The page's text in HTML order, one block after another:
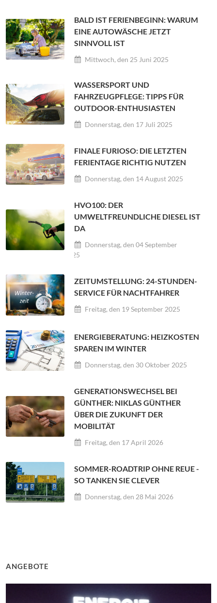
BALD IST FERIENBEGINN: WARUM
EINE AUTOWÄSCHE JETZT
SINNVOLL IST
Mittwoch, den 25 Juni 2025
WASSERSPORT UND
FAHRZEUGPFLEGE: TIPPS FÜR
OUTDOOR-ENTHUSIASTEN
Donnerstag, den 17 Juli 2025
FINALE FURIOSO: DIE LETZTEN
FERIENTAGE RICHTIG NUTZEN
Donnerstag, den 14 August 2025
HVO100: DER
UMWELTFREUNDLICHE DIESEL IST
DA
Donnerstag, den 04 September
2025
ZEITUMSTELLUNG: 24-STUNDEN-
SERVICE FÜR NACHTFAHRER
Freitag, den 19 September 2025
ENERGIEBERATUNG: HEIZKOSTEN
SPAREN IM WINTER
Donnerstag, den 30 Oktober 2025
GENERATIONSWECHSEL BEI
GÜNTHER: NIKLAS GÜNTHER
ÜBER DIE ZUKUNFT DER
MOBILITÄT
Freitag, den 17 April 2026
SOMMER-ROADTRIP OHNE REUE -
SO TANKEN SIE CLEVER
Donnerstag, den 28 Mai 2026
ANGEBOTE